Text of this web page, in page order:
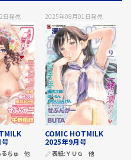
日発売
ちゅ 他
2025年08月01日発売
COMIC HOTMILK
2025年9月号
表紙:ＹＵＧ 他